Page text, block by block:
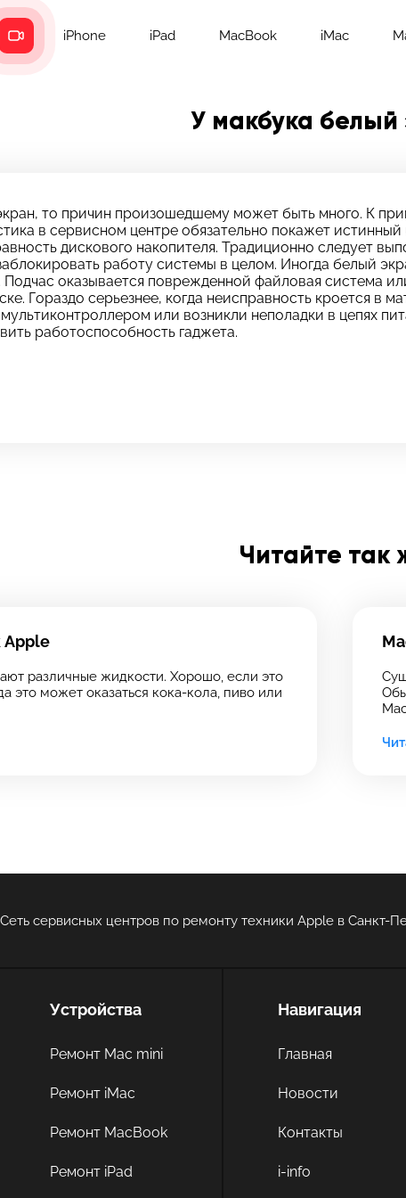
iPhone iPad MacBook iMac
У макбука белый
то причин произошедшему может быть много. К
в сервисном центре обязательно покажет
дискового накопителя. Традиционно следует
работу системы в целом. Иногда белый
Подчас оказывается поврежденной файловая система
Гораздо серьезнее, когда неисправность кроется в
или возникли неполадки в цепях
работоспособность гаджета.
Читайте так
Apple
различные жидкости. Хорошо, если это
это может оказаться кока-кола, пиво или
Сеть сервисных центров по ремонту техники Apple в Санкт-
Устройства
Ремонт Mac mini
Ремонт iMac
Ремонт MacBook
Ремонт iPad
Навигация
Главная
Новости
Контакты
i-info
Задать вопрос
Выберите адрес сервиса, в который хотите позвонить
Оставьте свой отзыв
Введите номер договора